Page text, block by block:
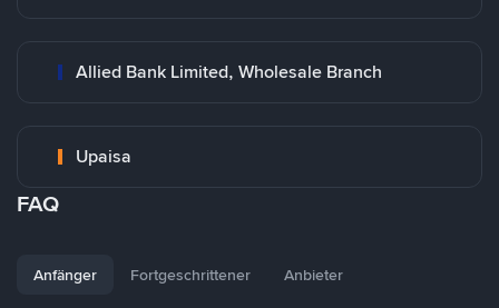
Allied Bank Limited, Wholesale Branch
Upaisa
FAQ
Anfänger Fortgeschrittener Anbieter